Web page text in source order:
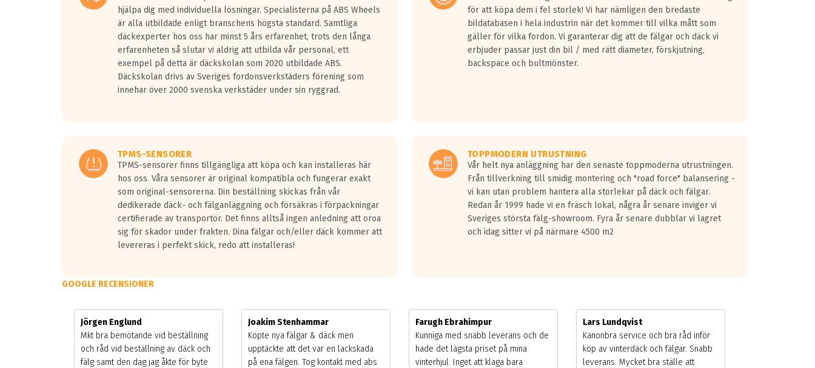
hjälpa dig med individuella lösningar. Specialisterna på ABS Wheels
är alla utbildade enligt branschens högsta standard. Samtliga
däckexperter hos oss har minst 5 års erfarenhet, trots den långa
erfarenheten så slutar vi aldrig att utbilda vår personal, ett
exempel på detta är däckskolan som 2020 utbildade ABS.
Däckskolan drivs av Sveriges fordonsverkstäders förening som
innehar över 2000 svenska verkstäder under sin ryggrad.
för att köpa dem i fel storlek! Vi har nämligen den bredaste
bildatabasen i hela industrin när det kommer till vilka mått som
gäller för vilka fordon. Vi garanterar dig att de fälgar och däck vi
erbjuder passar just din bil / med rätt diameter, förskjutning,
backspace och bultmönster.
TPMS-SENSORER
TPMS-sensorer finns tillgängliga att köpa och kan installeras här
hos oss. Våra sensorer är original kompatibla och fungerar exakt
som original-sensorerna. Din beställning skickas från vår
dedikerade däck- och fälganläggning och försäkras i förpackningar
certifierade av transportör. Det finns alltså ingen anledning att oroa
sig för skador under frakten. Dina fälgar och/eller däck kommer att
levereras i perfekt skick, redo att installeras!
TOPPMODERN UTRUSTNING
Vår helt nya anläggning har den senaste toppmoderna utrustningen.
Från tillverkning till smidig montering och "road force" balansering -
vi kan utan problem hantera alla storlekar på däck och fälgar.
Redan år 1999 hade vi en fräsch lokal, några år senare inviger vi
Sveriges största fälg-showroom. Fyra år senare dubblar vi lagret
och idag sitter vi på närmare 4500 m2
GOOGLE RECENSIONER
Jörgen Englund
Mkt bra bemötande vid beställning
och råd vid beställning av däck och
fälg samt den dag jag åkte för byte
Joakim Stenhammar
Köpte nya fälgar & däck men
upptäckte att det var en lackskada
på ena fälgen. Tog kontakt med abs
Farugh Ebrahimpur
Kunniga med snabb leverans och de
hade det lägsta priset på mina
vinterhjul. Inget att klaga bara
Lars Lundqvist
Kanonbra service och bra råd inför
köp av vinterdäck och fälgar. Snabb
leverans. Mycket bra ställe att